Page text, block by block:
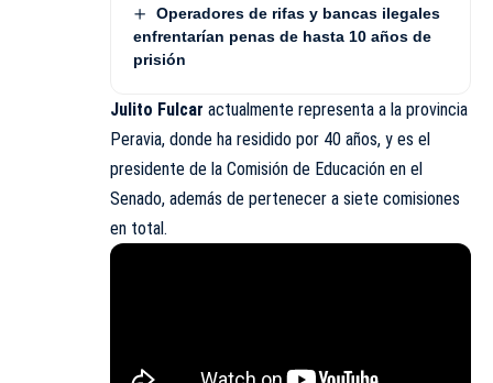
Operadores de rifas y bancas ilegales
enfrentarían penas de hasta 10 años de
prisión
Julito Fulcar actualmente representa a la provincia
Peravia, donde ha residido por 40 años, y es el
presidente de la Comisión de Educación en el
Senado, además de pertenecer a siete comisiones
en total.